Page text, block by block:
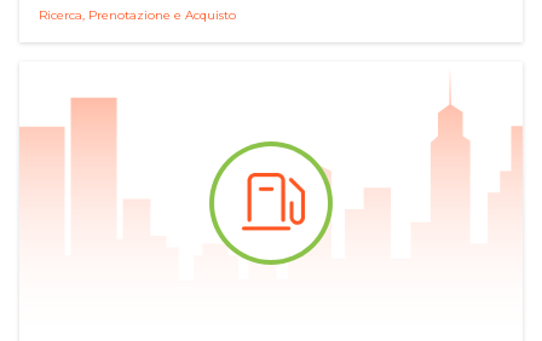
Ricerca, Prenotazione e Acquisto